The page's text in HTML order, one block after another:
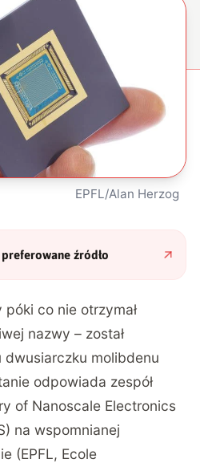
EPFL/Alan Herzog
źródło
co nie otrzymał
nazwy – został
molibdenu
odpowiada zespół
of Nanoscale Electronics
na wspomnianej
(EPFL, Ecole